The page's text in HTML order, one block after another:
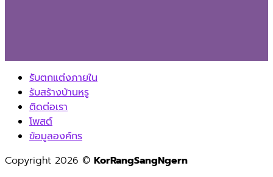
รับตกแต่งภายใน
รับสร้างบ้านหรู
ติดต่อเรา
โพสต์
ข้อมูลองค์กร
Copyright 2026 © KorRangSangNgern